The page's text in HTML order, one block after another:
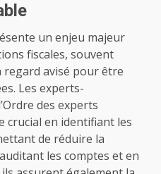
un enjeu majeur
fiscales, souvent
regard avisé pour être
Les experts-
des experts
crucial en identifiant les
de réduire la
les comptes et en